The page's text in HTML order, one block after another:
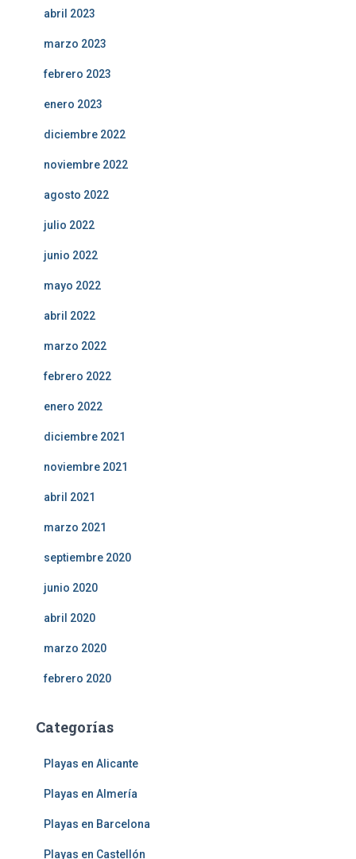
abril 2023
marzo 2023
febrero 2023
enero 2023
diciembre 2022
noviembre 2022
agosto 2022
julio 2022
junio 2022
mayo 2022
abril 2022
marzo 2022
febrero 2022
enero 2022
diciembre 2021
noviembre 2021
abril 2021
marzo 2021
septiembre 2020
junio 2020
abril 2020
marzo 2020
febrero 2020
Categorías
Playas en Alicante
Playas en Almería
Playas en Barcelona
Playas en Castellón